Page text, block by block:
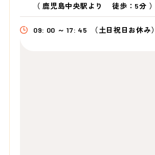
（ 鹿児島中央駅より徒歩：5分 ）
09: 00 ～ 17: 45 （土日祝日お休み）